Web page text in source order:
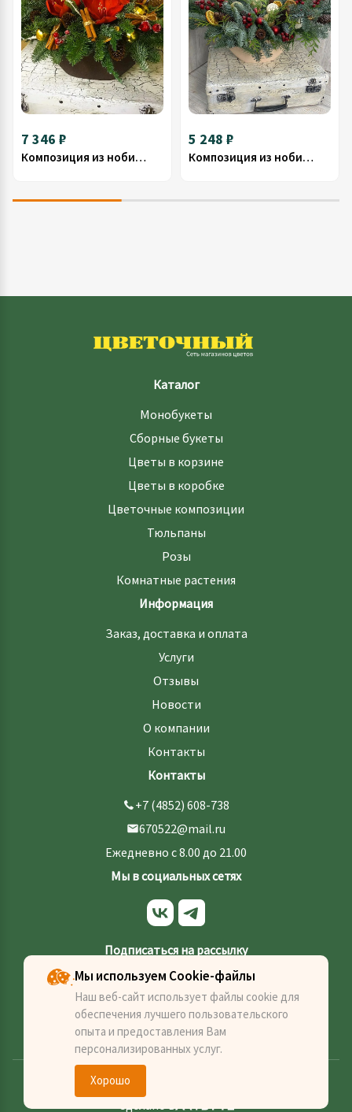
7 346 ₽
Композиция из нобилиса 10
5 248 ₽
Композиция из нобилиса № 31
Каталог
Монобукеты
Сборные букеты
Цветы в корзине
Цветы в коробке
Цветочные композиции
Тюльпаны
Розы
Комнатные растения
Информация
Заказ, доставка и оплата
Услуги
Отзывы
Новости
О компании
Контакты
Контакты
+7 (4852) 608-738
670522@mail.ru
Ежедневно с 8.00 до 21.00
Подписаться на рассылку
Отправить
Мы в социальных сетях
Политика конфеденциальности
Сделано в
Мы используем Cookie-файлы
Наш веб-сайт использует файлы cookie для
обеспечения лучшего пользовательского
опыта и предоставления Вам
персонализированных услуг.
Хорошо